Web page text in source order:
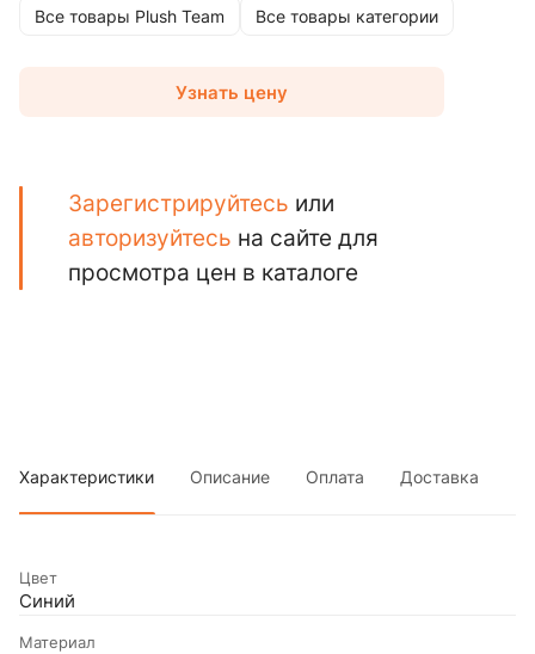
Все товары Plush Team Все товары категории
Узнать цену
Зарегистрируйтесь или
авторизуйтесь на сайте для
просмотра цен в каталоге
Характеристики Описание Оплата Доставка
Цвет
Синий
Материал